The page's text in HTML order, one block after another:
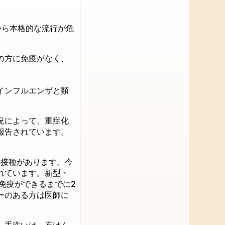
本格的な流行が危
に免疫がなく、
ンフルエンザと類
によって、重症化
されています。
種があります。今
います。新型・
疫ができるまでに2
のある方は医師に